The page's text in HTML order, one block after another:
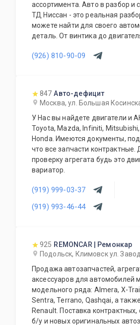
ассортимента. Авто в разбор и
ТД Ниссан - это реальная
можете найти для своего
деталь. От винтика до двигателя, от
одной фишки до целой
(926) 810-90-09
847 Авто-дефицит
Москва, ул. Большая
У Нас вы найдете двигатели и
Toyota, Mazda, Infiniti,
Honda. Имеются документы,
что все запчасти контрактные. Даем время на
проверку агрегата будь это
вариатор.
(919) 999-03-37
(919) 993-46-44
925 REMONCAR | Ремонкар
Подольск, Климовск ул.
Продажа автозапчастей, агрегатов и
аксессуаров для автомобилей
модельного ряда: Almera, X-
Sentra, Terrano, Qashqai, а
Renault. Поставка
б/у и новых оригинальных